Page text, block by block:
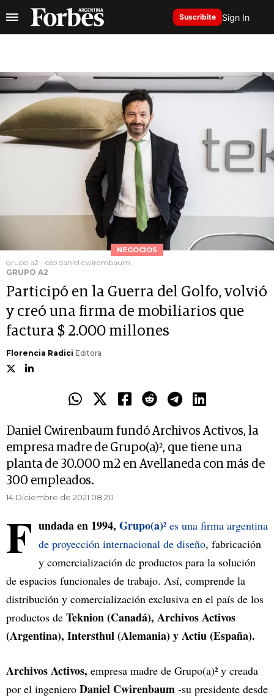
Suscribite Sign In
NEGOCIOS
grupo a2 - ceo daniel cwirembaum
GRUPO A2
Participó en la Guerra del Golfo, volvió
y creó una firma de mobiliarios que
factura $ 2.000 millones
Florencia Radici Editora
Daniel Cwirenbaum fundó Archivos Activos, la
empresa madre de Grupo(a)², que tiene una
planta de 30.000 m2 en Avellaneda con más de
300 empleados.
14 Diciembre de 2021 08.20
F undada en 1994, Grupo(a)² es una firma argentina
de proyección internacional de diseño, fabricación
y comercialización de productos para la solución
de espacios funcionales de trabajo. Así, comprende la
distribución y comercialización exclusiva en el país de los
productos de Teknion (Canadá), Archivos Activos
(Argentina), Intersthul (Alemania) y Actiu (España).
Archivos Activos, empresa madre de Grupo(a)² y creada
por el ingeniero Daniel Cwirenbaum -su presidente desde